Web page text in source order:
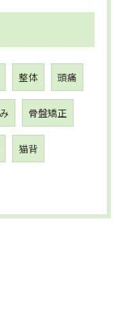
整体 頭痛
骨盤矯正
猫背